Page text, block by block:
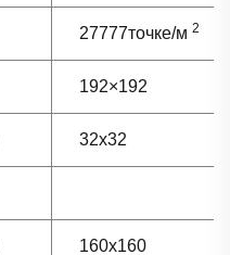
27777точке/м 2
192×192
32х32
160x160